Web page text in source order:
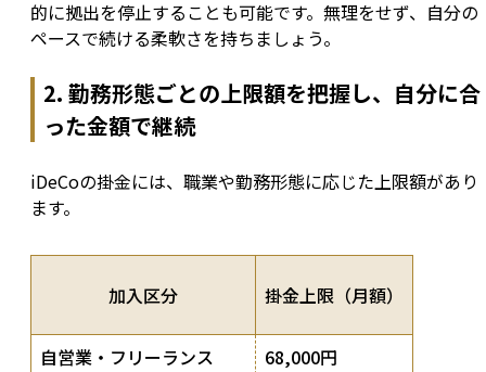
的に拠出を停止することも可能です。無理をせず、自分の
ペースで続ける柔軟さを持ちましょう。
2. 勤務形態ごとの上限額を把握し、自分に合
った金額で継続
iDeCoの掛金には、職業や勤務形態に応じた上限額があり
ます。
加入区分 掛金上限（月額）
自営業・フリーランス
68,000円